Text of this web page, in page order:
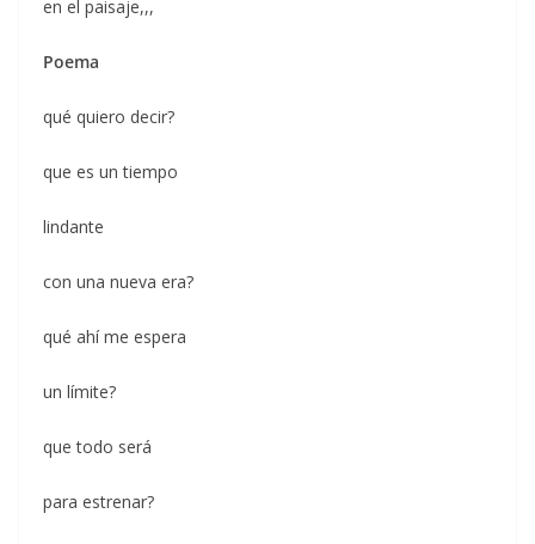
en el paisaje,,,
Poema
qué quiero decir?
que es un tiempo
lindante
con una nueva era?
qué ahí me espera
un límite?
que todo será
para estrenar?